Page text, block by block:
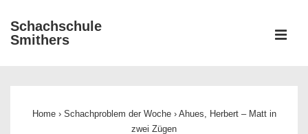
Zum
Inhalt
Schachschule
Smithers
Home › Schachproblem der Woche › Ahues, Herbert – Matt in
zwei Zügen